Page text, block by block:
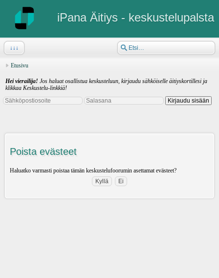
iPana Äitiys - keskustelupalsta
↓↓↓
Etusivu
Hei vierailija! Jos haluat osallistua keskusteluun, kirjaudu sähköiselle äitiyskortillesi ja
klikkaa Keskustelu-linkkiä!
Poista evästeet
Haluatko varmasti poistaa tämän keskustelufoorumin asettamat evästeet?